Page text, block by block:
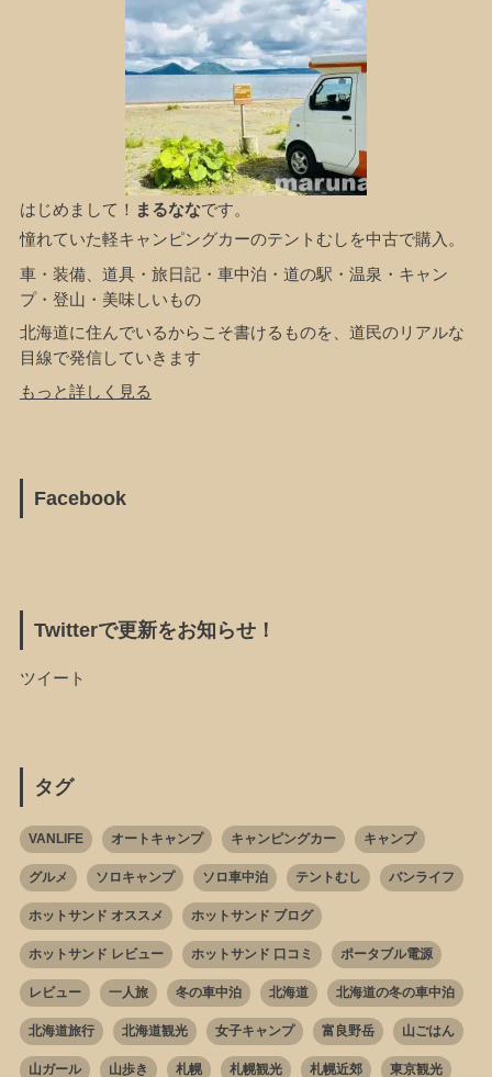
はじめまして！ まるななです。
憧れていた軽キャンピングカーのテントむしを中古で購入。
車・装備、道具・旅日記・車中泊・道の駅・温泉・キャン
プ・登山・美味しいもの
北海道に住んでいるからこそ書けるものを、道民のリアルな
目線で発信していきます
もっと詳しく見る
Facebook
Twitterで更新をお知らせ！
ツイート
タグ
VANLIFE オートキャンプ キャンピングカー キャンプ
グルメ ソロキャンプ ソロ車中泊 テントむし バンライフ
ホットサンド オススメ ホットサンド ブログ
ホットサンド レビュー ホットサンド 口コミ ポータブル電源
レビュー 一人旅 冬の車中泊 北海道 北海道の冬の車中泊
北海道旅行 北海道観光 女子キャンプ 富良野岳 山ごはん
山ガール 山歩き 札幌 札幌観光 札幌近郊 東京観光